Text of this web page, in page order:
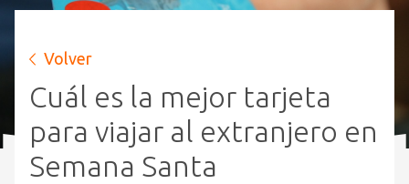
Volver
Cuál es la mejor tarjeta
para viajar al extranjero en
Semana Santa